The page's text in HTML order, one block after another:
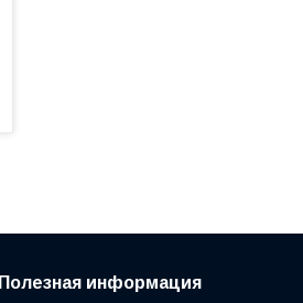
Полезная информация